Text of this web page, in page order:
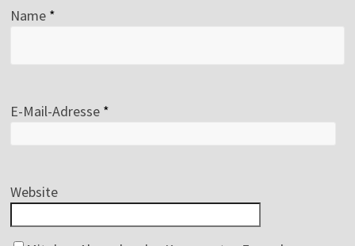
Name *
E-Mail-Adresse *
Website